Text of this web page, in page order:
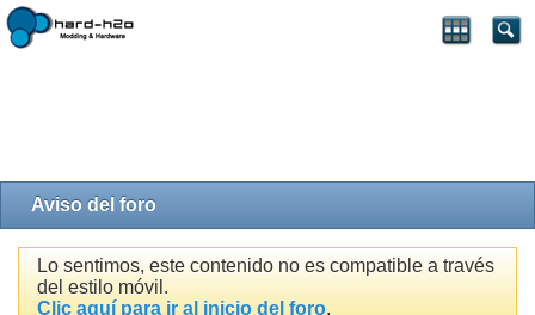
Aviso del foro
Lo sentimos, este contenido no es compatible a través
del estilo móvil.
Clic aquí para ir al inicio del foro.